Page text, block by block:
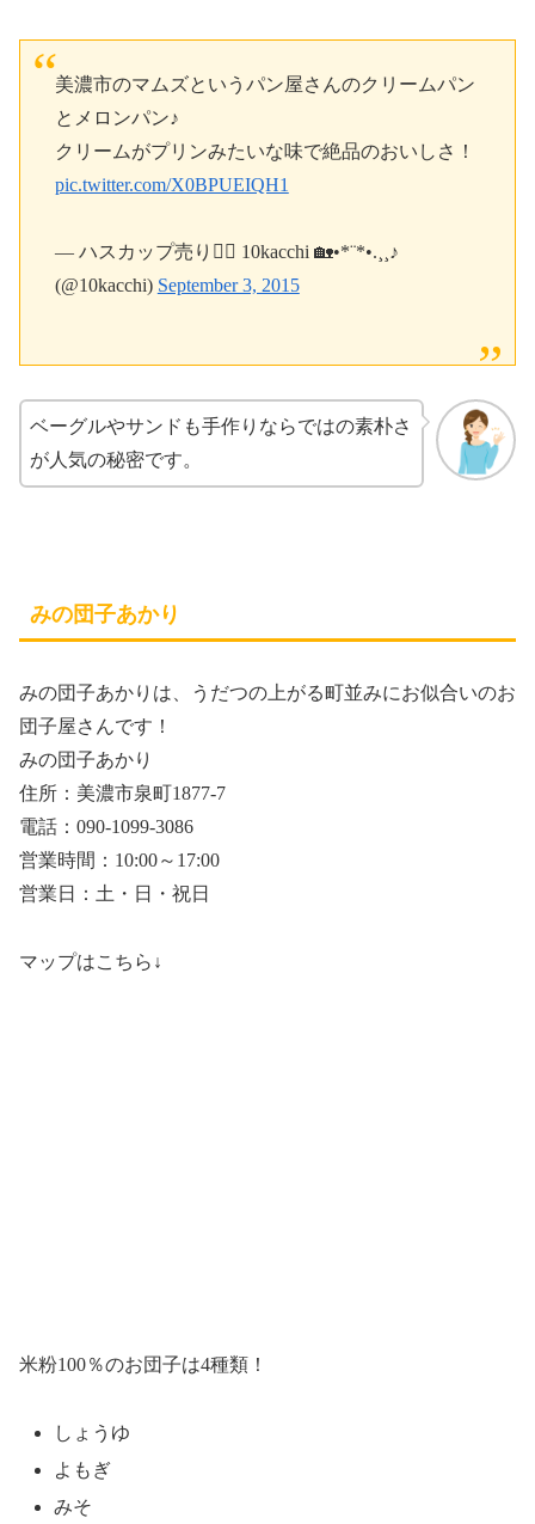
美濃市のマムズというパン屋さんのクリームパン
とメロンパン♪
クリームがプリンみたいな味で絶品のおいしさ！
pic.twitter.com/X0BPUEIQH1
— ハスカップ売り🧙‍♀️ 10kacchi 🏡•*¨*•.¸¸♪
(@10kacchi) September 3, 2015
ベーグルやサンドも手作りならではの素朴さ
が人気の秘密です。
みの団子あかり
みの団子あかりは、うだつの上がる町並みにお似合いのお
団子屋さんです！
みの団子あかり
住所：美濃市泉町1877-7
電話：090-1099-3086
営業時間：10:00～17:00
営業日：土・日・祝日
マップはこちら↓
米粉100％のお団子は4種類！
しょうゆ
よもぎ
みそ